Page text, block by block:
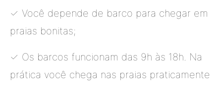
✓ Você depende de barco para chegar em
praias bonitas;
✓ Os barcos funcionam das 9h às 18h. Na
prática você chega nas praias praticamente